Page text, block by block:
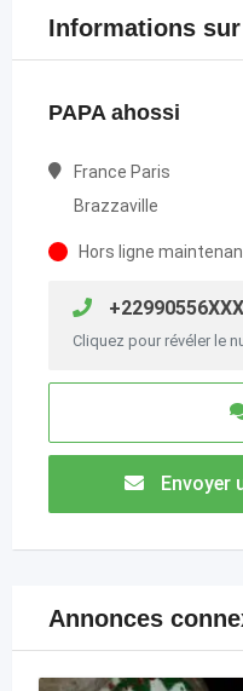
Informations
PAPA ahossi
France Paris
Brazzaville
Hors ligne
+22990556XXX
Cliquez pour révéler le
Envoyer
Annonces